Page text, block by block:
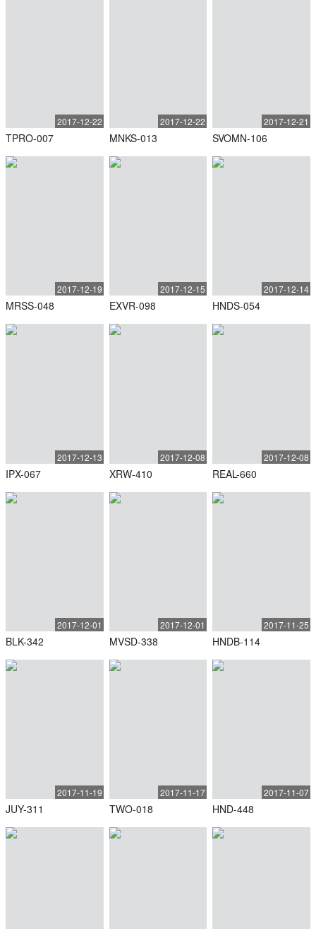
2017-12-22
TPRO-007
2017-12-22
MNKS-013
2017-12-21
SVOMN-106
2017-12-19
MRSS-048
2017-12-15
EXVR-098
2017-12-14
HNDS-054
2017-12-13
IPX-067
2017-12-08
XRW-410
2017-12-08
REAL-660
2017-12-01
BLK-342
2017-12-01
MVSD-338
2017-11-25
HNDB-114
2017-11-19
JUY-311
2017-11-17
TWO-018
2017-11-07
HND-448